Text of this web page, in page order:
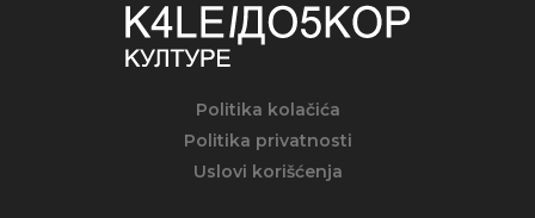
Politika kolačića
Politika privatnosti
Uslovi korišćenja